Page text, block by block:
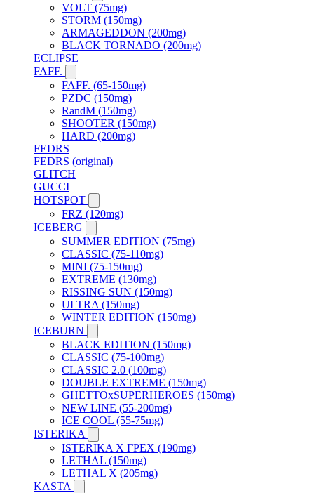
VOLT (75mg)
STORM (150mg)
ARMAGEDDON (200mg)
BLACK TORNADO (200mg)
ECLIPSE
FAFF.
FAFF. (65-150mg)
PZDC (150mg)
RandM (150mg)
SHOOTER (150mg)
HARD (200mg)
FEDRS
FEDRS (original)
GLITCH
GUCCI
HOTSPOT
FRZ (120mg)
ICEBERG
SUMMER EDITION (75mg)
CLASSIC (75-110mg)
MINI (75-150mg)
EXTREME (130mg)
RISSING SUN (150mg)
ULTRA (150mg)
WINTER EDITION (150mg)
ICEBURN
BLACK EDITION (150mg)
CLASSIC (75-100mg)
CLASSIC 2.0 (100mg)
DOUBLE EXTREME (150mg)
GHETTOxSUPERHEROES (150mg)
NEW LINE (55-200mg)
ICE COOL (55-75mg)
ISTERIKA
ISTERIKA X ГРЕХ (190mg)
LETHAL (150mg)
LETHAL X (205mg)
KASTA